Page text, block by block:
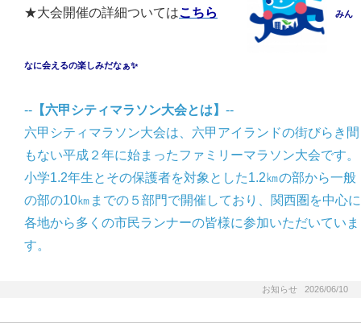
★大会開催の詳細ついてはこちら みん
なに会えるの楽しみだなぁ✨
-- 【六甲シティマラソン大会とは】 --
六甲シティマラソン大会は、六甲アイランドの街びらき間
もない平成２年に始まったファミリーマラソン大会です。
小学1.2年生とその保護者を対象とした1.2㎞の部から一般
の部の10㎞までの５部門で開催しており、関西圏を中心に
各地から多くの市民ランナーの皆様に参加いただいていま
す。
お知らせ 2026/06/10